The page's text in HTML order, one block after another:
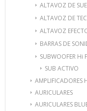
ALTAVOZ DE
ALTAVOZ DE
ALTAVOZ
BARRAS DE
SUBWOOFER Hi
SUB ACTIVO
AMPLIFICADORES
AURICULARES
AURICULARES